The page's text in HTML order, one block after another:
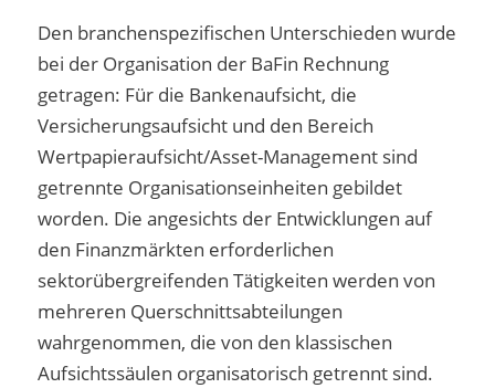
Den branchenspezifischen Unterschieden wurde
bei der Organisation der BaFin Rechnung
getragen: Für die Bankenaufsicht, die
Versicherungsaufsicht und den Bereich
Wertpapieraufsicht/Asset-Management sind
getrennte Organisationseinheiten gebildet
worden. Die angesichts der Entwicklungen auf
den Finanzmärkten erforderlichen
sektorübergreifenden Tätigkeiten werden von
mehreren Querschnittsabteilungen
wahrgenommen, die von den klassischen
Aufsichtssäulen organisatorisch getrennt sind.